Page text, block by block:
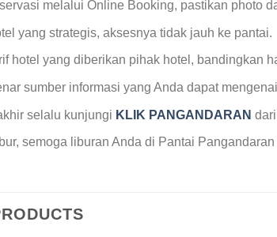
melalui Online Booking, pastikan photo
yang strategis, aksesnya tidak jauh ke pantai.
hotel yang diberikan pihak hotel, bandingkan
sumber informasi yang Anda dapat
selalu kunjungi KLIK PANGANDARAN
semoga liburan Anda di Pantai